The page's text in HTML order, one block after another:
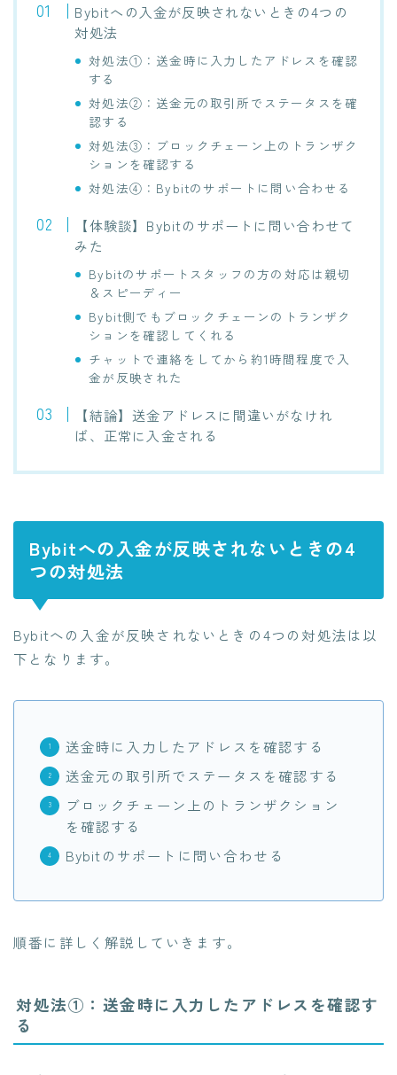
Bybitへの入金が反映されないときの4つの
対処法
対処法①：送金時に入力したアドレスを確認
する
対処法②：送金元の取引所でステータスを確
認する
対処法③：ブロックチェーン上のトランザク
ションを確認する
対処法④：Bybitのサポートに問い合わせる
【体験談】Bybitのサポートに問い合わせて
みた
Bybitのサポートスタッフの方の対応は親切
＆スピーディー
Bybit側でもブロックチェーンのトランザク
ションを確認してくれる
チャットで連絡をしてから約1時間程度で入
金が反映された
【結論】送金アドレスに間違いがなけれ
ば、正常に入金される
Bybitへの入金が反映されないときの4
つの対処法
Bybitへの入金が反映されないときの4つの対処法は以
下となります。
送金時に入力したアドレスを確認する
送金元の取引所でステータスを確認する
ブロックチェーン上のトランザクション
を確認する
Bybitのサポートに問い合わせる
順番に詳しく解説していきます。
対処法①：送金時に入力したアドレスを確認す
る